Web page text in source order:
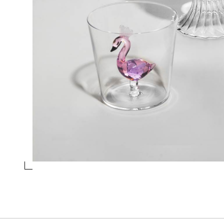
BROCCA TARTARUGA
Animal farm
Alessandra Baldereschi